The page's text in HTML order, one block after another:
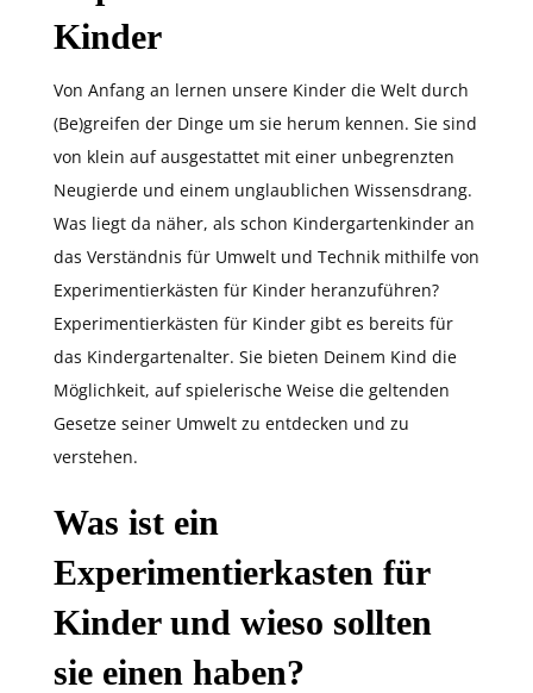
Kinder
Von Anfang an lernen unsere Kinder die Welt durch
(Be)greifen der Dinge um sie herum kennen. Sie sind
von klein auf ausgestattet mit einer unbegrenzten
Neugierde und einem unglaublichen Wissensdrang.
Was liegt da näher, als schon Kindergartenkinder an
das Verständnis für Umwelt und Technik mithilfe von
Experimentierkästen für Kinder heranzuführen?
Experimentierkästen für Kinder gibt es bereits für
das Kindergartenalter. Sie bieten Deinem Kind die
Möglichkeit, auf spielerische Weise die geltenden
Gesetze seiner Umwelt zu entdecken und zu
verstehen.
Was ist ein
Experimentierkasten für
Kinder und wieso sollten
sie einen haben?